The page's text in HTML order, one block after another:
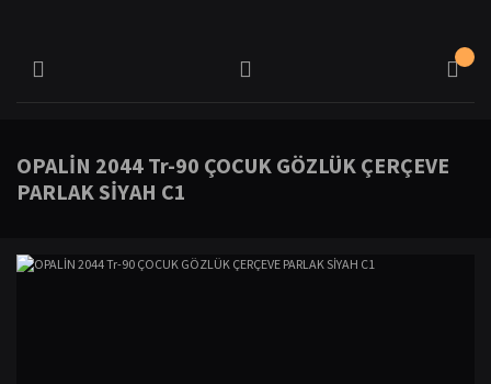
OPALİN 2044 Tr-90 ÇOCUK GÖZLÜK ÇERÇEVE
PARLAK SİYAH C1